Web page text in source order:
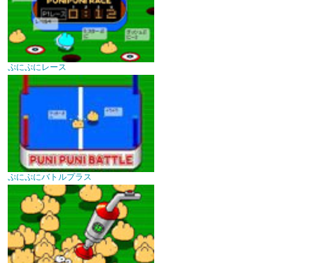
ぷにぷにレース
ぷにぷにバトルプラス